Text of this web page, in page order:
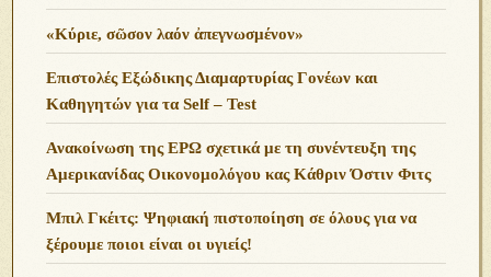
«Κύριε, σῶσον λαόν ἀπεγνωσμένον»
Επιστολές Εξώδικης Διαμαρτυρίας Γονέων και
Καθηγητών για τα Self – Test
Ανακοίνωση της ΕΡΩ σχετικά με τη συνέντευξη της
Αμερικανίδας Οικονομολόγου κας Κάθριν Όστιν Φιτς
Μπιλ Γκέιτς: Ψηφιακή πιστοποίηση σε όλους για να
ξέρουμε ποιοι είναι οι υγιείς!